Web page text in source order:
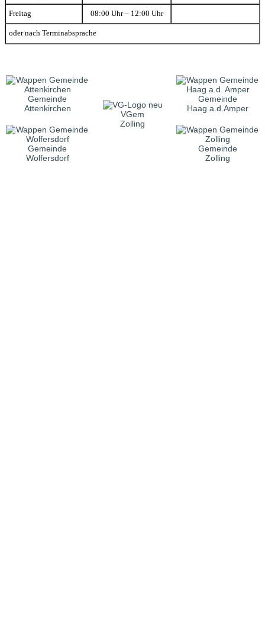
Freitag 08:00 Uhr – 12:00 Uhr
oder nach Terminabsprache
Gemeinde
Attenkirchen
VGem
Zolling
Gemeinde
Haag a.d.Amper
Gemeinde
Wolfersdorf
Gemeinde
Zolling